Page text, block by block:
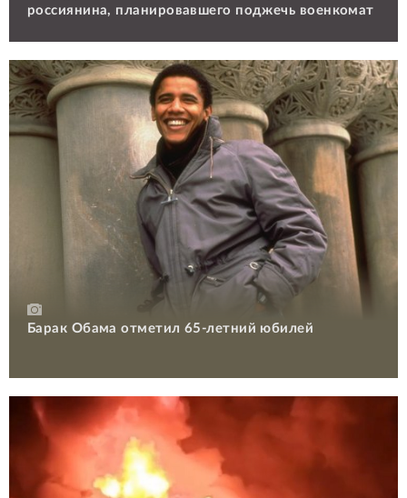
россиянина, планировавшего поджечь военкомат
Барак Обама отметил 65-летний юбилей